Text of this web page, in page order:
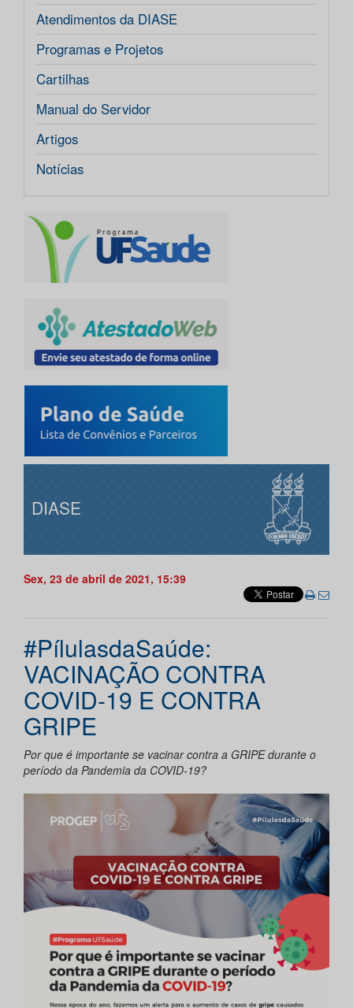
Atendimentos da DIASE
Programas e Projetos
Cartilhas
Manual do Servidor
Artigos
Notícias
DIASE
Sex, 23 de abril de 2021, 15:39
#PílulasdaSaúde:
VACINAÇÃO CONTRA
COVID-19 E CONTRA
GRIPE
Por que é importante se vacinar contra a GRIPE durante o
período da Pandemia da COVID-19?